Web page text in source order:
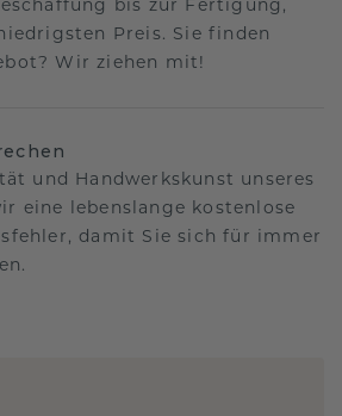
bis zur Fertigung,
Preis. Sie finden
Wir ziehen mit!
und Handwerkskunst unseres
eine lebenslange kostenlose
damit Sie sich für immer